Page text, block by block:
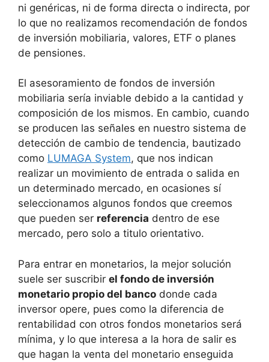
ni genéricas, ni de forma directa o indirecta, por
lo que no realizamos recomendación de fondos
de inversión mobiliaria, valores, ETF o planes
de pensiones.
El asesoramiento de fondos de inversión
mobiliaria sería inviable debido a la cantidad y
composición de los mismos. En cambio, cuando
se producen las señales en nuestro sistema de
detección de cambio de tendencia, bautizado
como LUMAGA System, que nos indican
realizar un movimiento de entrada o salida en
un determinado mercado, en ocasiones sí
seleccionamos algunos fondos que creemos
que pueden ser referencia dentro de ese
mercado, pero solo a titulo orientativo.
Para entrar en monetarios, la mejor solución
suele ser suscribir el fondo de inversión
monetario propio del banco donde cada
inversor opere, pues como la diferencia de
rentabilidad con otros fondos monetarios será
mínima, y lo que interesa a la hora de salir es
que hagan la venta del monetario enseguida